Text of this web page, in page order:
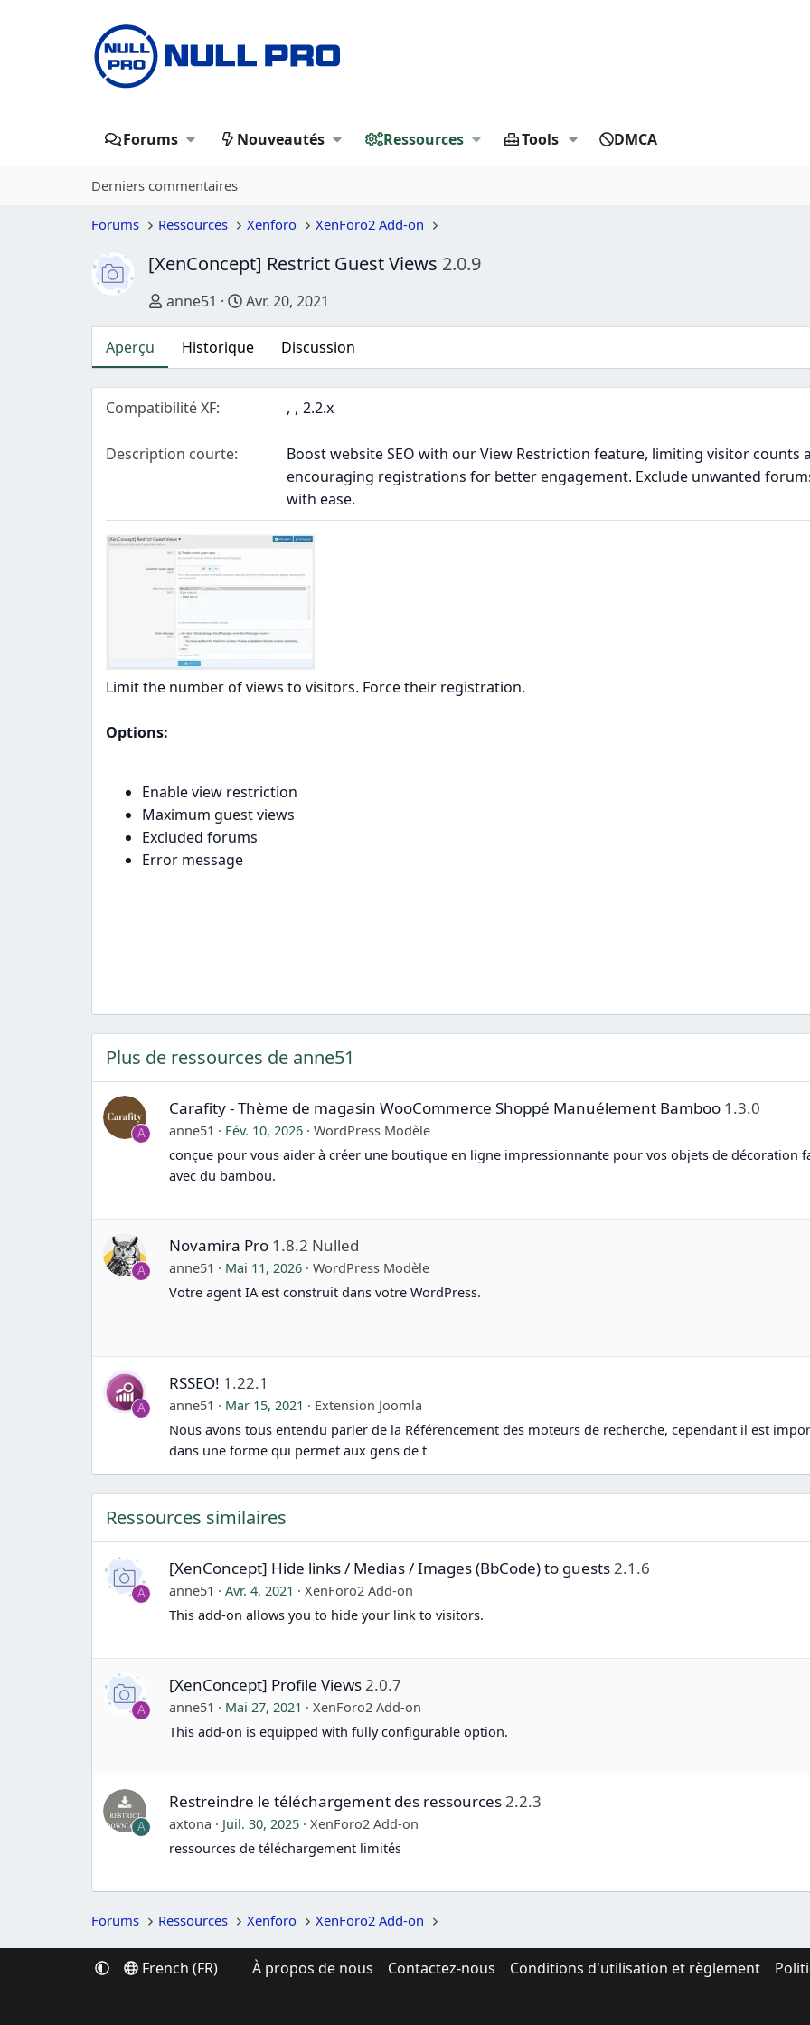
Forums Nouveautés Ressources Tools DMCA
Derniers commentaires
Forums Ressources Xenforo XenForo2 Add-on
[XenConcept] Restrict Guest Views 2.0.9
Auteur
anne51 Date de création
Avr. 20, 2021
Aperçu Historique Discussion
Compatibilité XF 2.2.x
Description courte
Boost website SEO with our View Restriction feature, limiting visitor counts
encouraging registrations for better engagement. Exclude unwanted
with ease.
Limit the number of views to visitors. Force their registration.
Options:
Enable view restriction
Maximum guest views
Excluded forums
Error message
Plus de ressources de anne51
A
Carafity - Thème de magasin WooCommerce Shoppé Manuélement Bamboo 1.3.0
anne51 Fév. 10, 2026
WordPress Modèle
conçue pour vous aider à créer une boutique en ligne impressionnante pour vos objets de décoration
avec du bambou.
A
Novamira Pro 1.8.2 Nulled
anne51 Mai 11, 2026
WordPress Modèle
Votre agent IA est construit dans votre WordPress.
A
RSSEO! 1.22.1
anne51 Mar 15, 2021
Extension Joomla
Nous avons tous entendu parler de la Référencement des moteurs de recherche, cependant il est
dans une forme qui permet aux gens de t
Ressources similaires
A
[XenConcept] Hide links / Medias / Images (BbCode) to guests2.1.6
anne51 Avr. 4, 2021
XenForo2 Add-on
This add-on allows you to hide your link to visitors.
A
[XenConcept] Profile Views2.0.7
anne51 Mai 27, 2021
XenForo2 Add-on
This add-on is equipped with fully configurable option.
A
Restreindre le téléchargement des ressources2.2.3
axtona Juil. 30, 2025
XenForo2 Add-on
ressources de téléchargement limités
Forums Ressources Xenforo XenForo2 Add-on
French (FR) À propos de nous Contactez-nous Conditions d'utilisation et règlement